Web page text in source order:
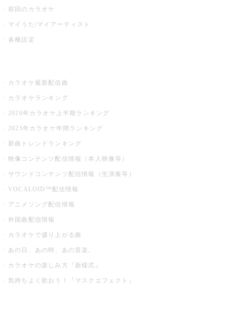
前回のカラオケ
マイうた/マイアーティスト
各種設定
カラオケ最新配信曲
カラオケランキング
2026年カラオケ上半期ランキング
2025年カラオケ年間ランキング
新曲トレンドランキング
映像コンテンツ配信情報（本人映像等）
サウンドコンテンツ配信情報（生演奏等）
VOCALOID™配信情報
アニメソング配信情報
外国曲配信情報
カラオケで盛り上がる曲
あの日、あの時、あの音楽。
カラオケの楽しみ方『新様式』
気持ちよく歌おう！『マスクエフェクト』